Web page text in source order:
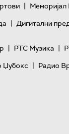
| Меморијал
| Дигитални
| РТС Музика |
Џубокс | Радио